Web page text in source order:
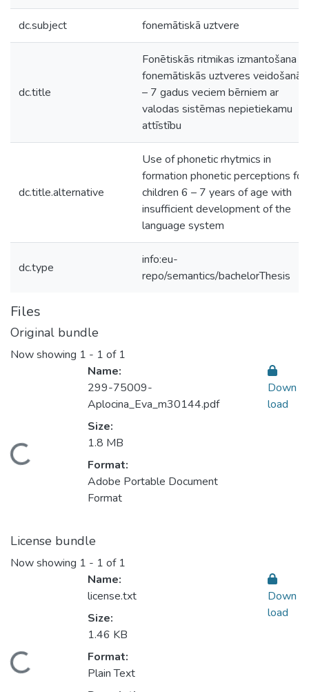
dc.subject fonemātiskā uztvere
dc.title
Fonētiskās ritmikas izmantošana
fonemātiskās uztveres veidošanā
– 7 gadus veciem bērniem ar
valodas sistēmas nepietiekamu
attīstību
dc.title.alternative
Use of phonetic rhytmics in
formation phonetic perceptions for
children 6 – 7 years of age with
insufficient development of the
language system
dc.type
info:eu-
repo/semantics/bachelorThesis
Files
Original bundle
Now showing 1 - 1 of 1
Name:
299-75009-
Aplocina_Eva_m30144.pdf
Size:
1.8 MB
Format:
Adobe Portable Document
Format
Down
load
License bundle
Now showing 1 - 1 of 1
Name:
license.txt
Size:
1.46 KB
Format:
Plain Text
Down
load